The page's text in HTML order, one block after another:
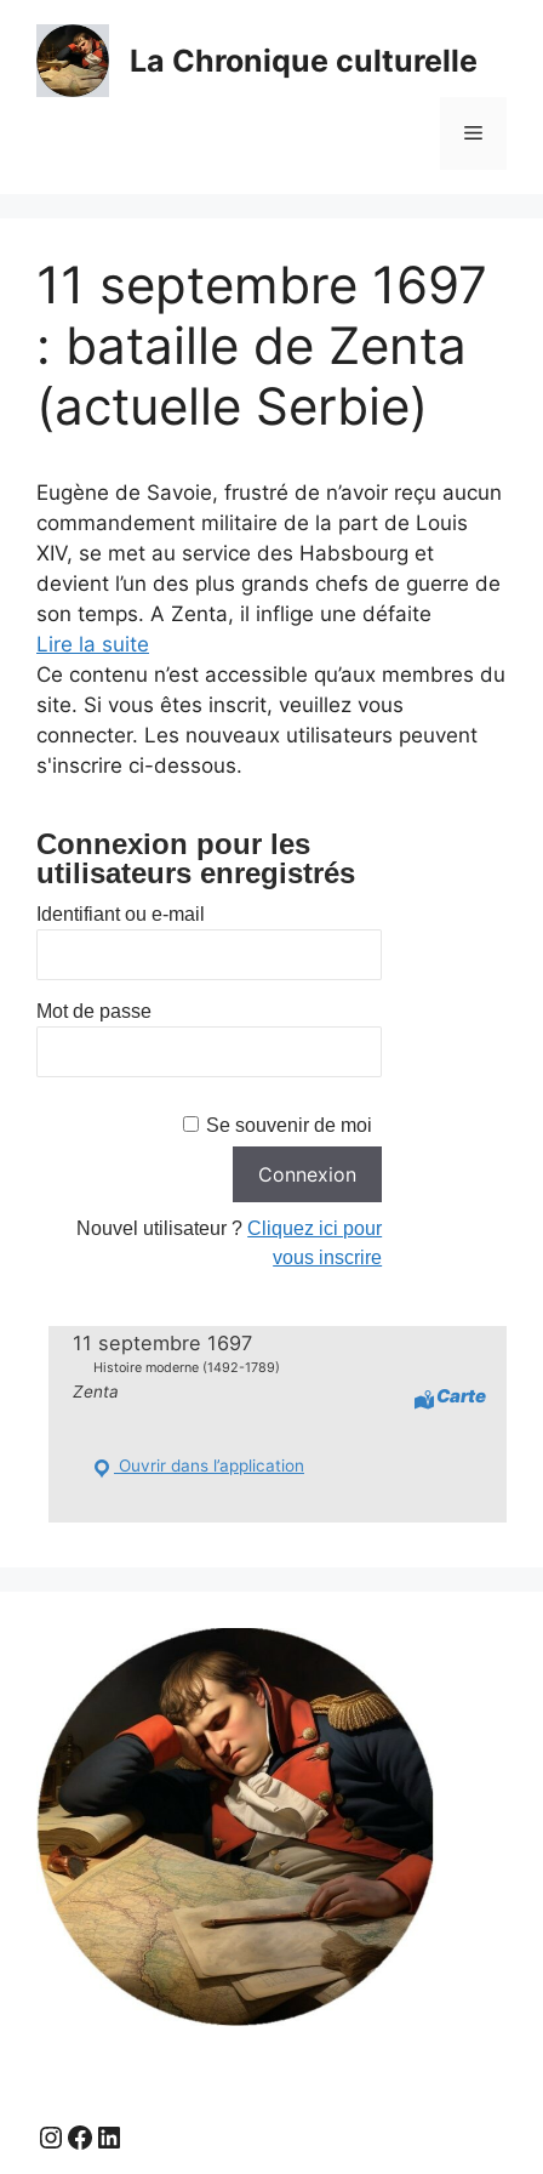
contenu
La Chronique culturelle
Menu
11 septembre 1697
: bataille de Zenta
(actuelle Serbie)
Eugène de Savoie, frustré de n’avoir reçu aucun
commandement militaire de la part de Louis
XIV, se met au service des Habsbourg et
devient l’un des plus grands chefs de guerre de
son temps. A Zenta, il inflige une défaite
Lire la suite
Ce contenu n’est accessible qu’aux membres du
site. Si vous êtes inscrit, veuillez vous
connecter. Les nouveaux utilisateurs peuvent
s'inscrire ci-dessous.
Connexion pour les
utilisateurs enregistrés
Identifiant ou e-mail
Mot de passe
Se souvenir de moi
Nouvel utilisateur ?Cliquez ici pour
vous inscrire
11 septembre 1697
Histoire moderne (1492-1789)
Zenta Carte
Ouvrir dans l’application
Instagram
Facebook
LinkedIn